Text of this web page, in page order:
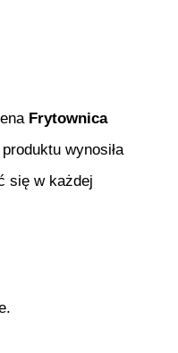
Frytownica
wynosiła
się w każdej